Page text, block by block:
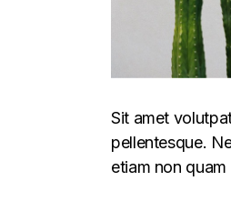
Sit amet
pellentesque.
etiam non